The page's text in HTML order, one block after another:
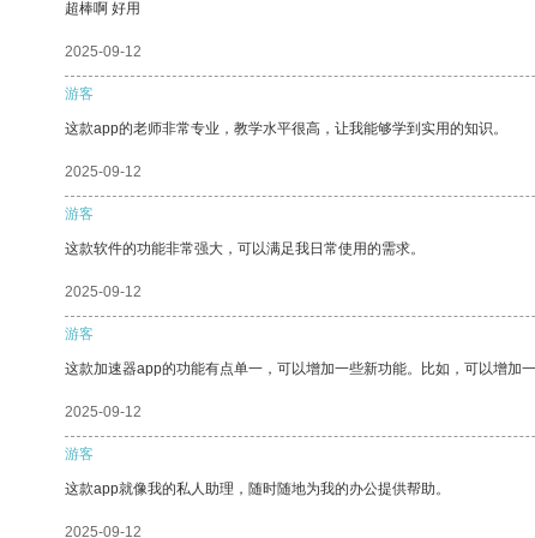
超棒啊 好用
2025-09-12
游客
这款app的老师非常专业，教学水平很高，让我能够学到实用的知识。
2025-09-12
游客
这款软件的功能非常强大，可以满足我日常使用的需求。
2025-09-12
游客
这款加速器app的功能有点单一，可以增加一些新功能。比如，可以增加
2025-09-12
游客
这款app就像我的私人助理，随时随地为我的办公提供帮助。
2025-09-12